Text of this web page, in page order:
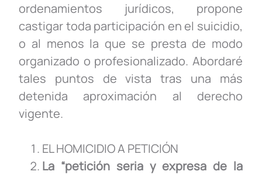
ordenamientos jurídicos, propone
castigar toda participación en el suicidio,
o al menos la que se presta de modo
organizado o profesionalizado. Abordaré
tales puntos de vista tras una más
detenida aproximación al derecho
vigente.
EL HOMICIDIO A PETICIÓN
La “petición seria y expresa de la